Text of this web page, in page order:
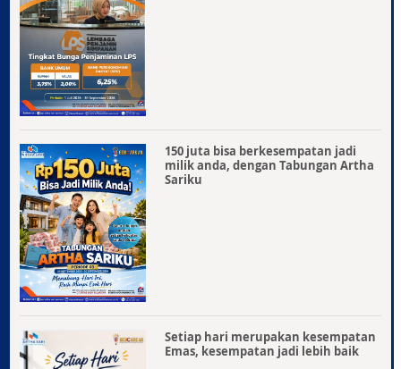
150 juta bisa berkesempatan jadi
milik anda, dengan Tabungan Artha
Sariku
Setiap hari merupakan kesempatan
Emas, kesempatan jadi lebih baik